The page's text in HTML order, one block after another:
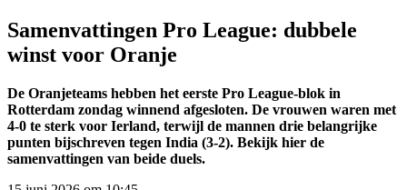
Samenvattingen Pro League: dubbele
winst voor Oranje
De Oranjeteams hebben het eerste Pro League-blok in
Rotterdam zondag winnend afgesloten. De vrouwen waren met
4-0 te sterk voor Ierland, terwijl de mannen drie belangrijke
punten bijschreven tegen India (3-2). Bekijk hier de
samenvattingen van beide duels.